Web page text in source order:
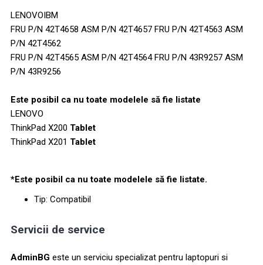
LENOVOIBM
FRU P/N 42T4658 ASM P/N 42T4657 FRU P/N 42T4563 ASM
P/N 42T4562
FRU P/N 42T4565 ASM P/N 42T4564 FRU P/N 43R9257 ASM
P/N 43R9256
Este posibil ca nu toate modelele să fie listate
LENOVO
ThinkPad X200 Tablet
ThinkPad X201 Tablet
*Este posibil ca nu toate modelele să fie listate.
Tip: Compatibil
Servicii de service
AdminBG este un serviciu specializat pentru laptopuri si